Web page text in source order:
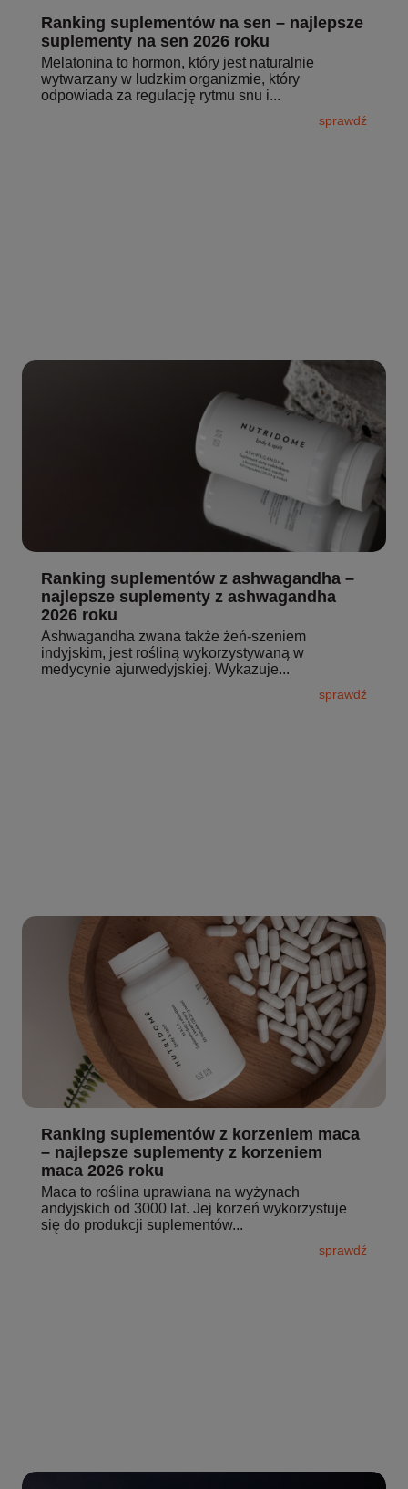
Ranking suplementów na sen – najlepsze
suplementy na sen 2026 roku
Melatonina to hormon, który jest naturalnie
wytwarzany w ludzkim organizmie, który
odpowiada za regulację rytmu snu i...
sprawdź
Ranking suplementów z ashwagandha –
najlepsze suplementy z ashwagandha
2026 roku
Ashwagandha zwana także żeń-szeniem
indyjskim, jest rośliną wykorzystywaną w
medycynie ajurwedyjskiej. Wykazuje...
sprawdź
Ranking suplementów z korzeniem maca
– najlepsze suplementy z korzeniem
maca 2026 roku
Maca to roślina uprawiana na wyżynach
andyjskich od 3000 lat. Jej korzeń wykorzystuje
się do produkcji suplementów...
sprawdź